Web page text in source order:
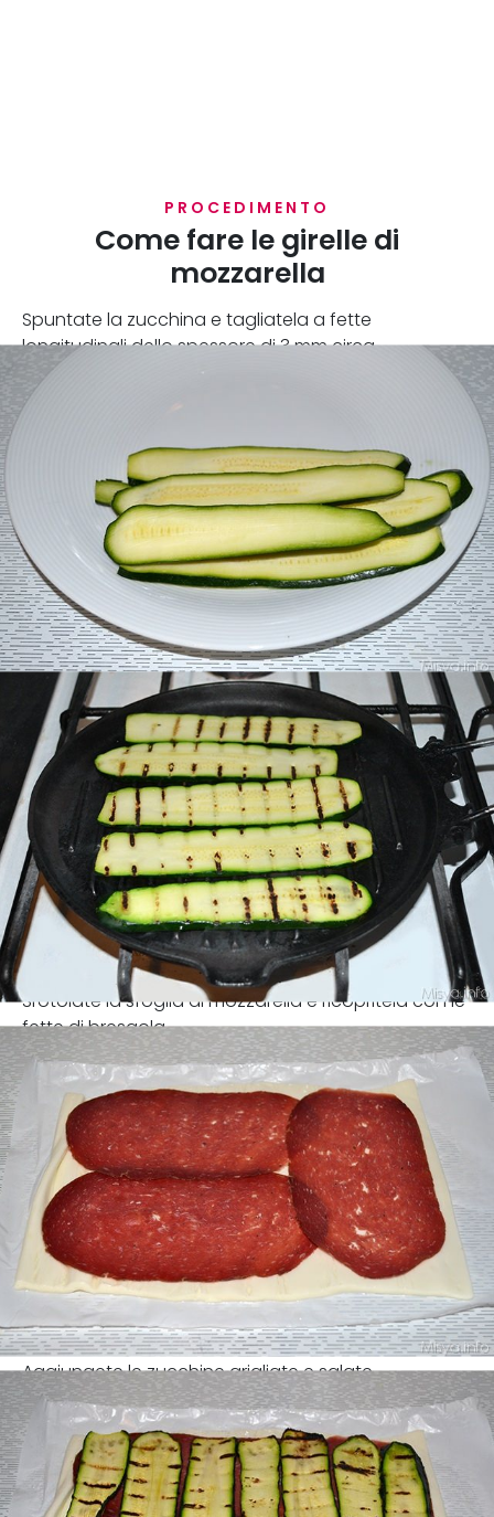
PROCEDIMENTO
Come fare le girelle di
mozzarella
Spuntate la zucchina e tagliatela a fette
longitudinali dello spessore di 3 mm circa
Arrostite le zucchine su una piastra bollente
Srotolate la sfoglia di mozzarella e ricopritela con le
fette di bresaola.
Aggiungete le zucchine grigliate e salate.